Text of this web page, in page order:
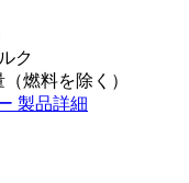
ク
燃料を除く）
製品詳細